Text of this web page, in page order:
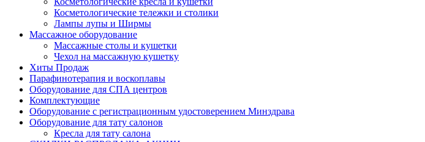
Косметологические тележки и столики
Лампы лупы и Ширмы
Массажное оборудование
Массажные столы и кушетки
Чехол на массажную кушетку
Хиты Продаж
Парафинотерапия и воскоплавы
Оборудование для СПА центров
Комплектующие
Оборудование с регистрационным удостоверением Минздрава
Оборудование для тату салонов
Кресла для тату салона